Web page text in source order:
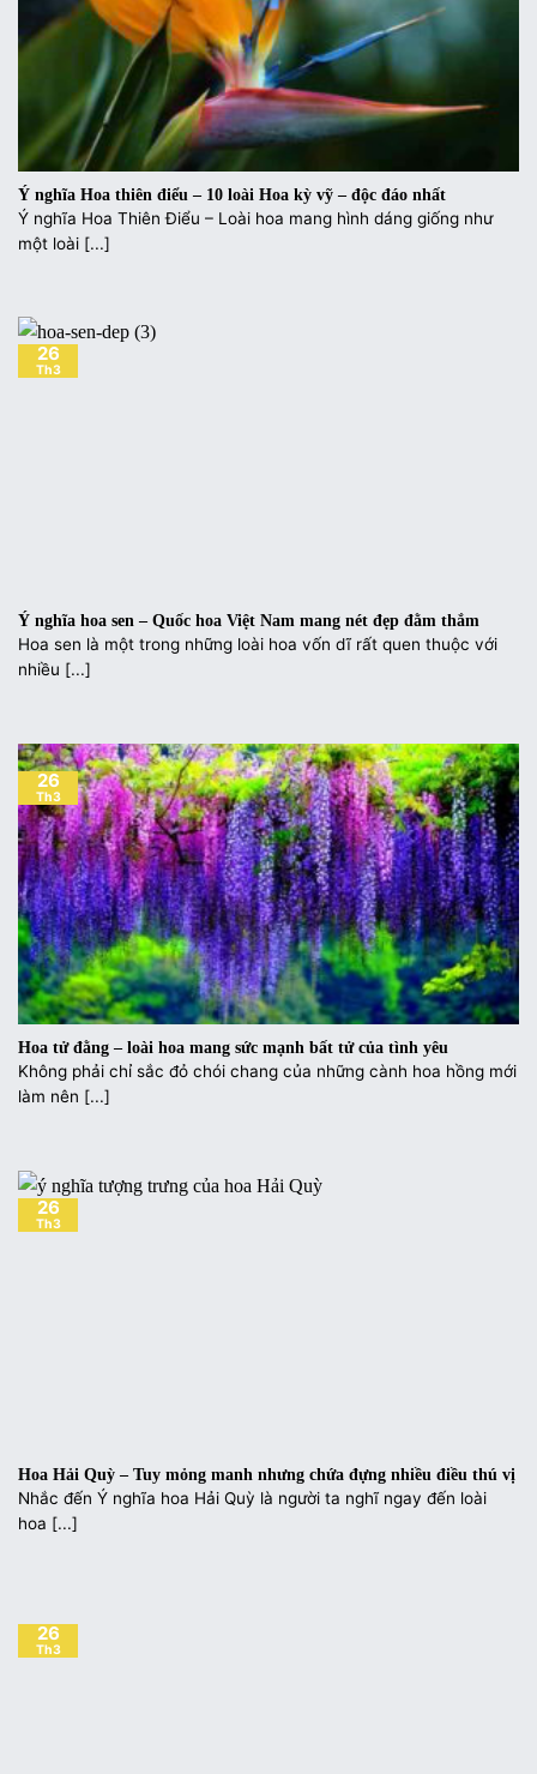
Ý nghĩa Hoa thiên điểu – 10 loài Hoa kỳ vỹ – độc đáo nhất
Ý nghĩa Hoa Thiên Điểu – Loài hoa mang hình dáng giống như
một loài [...]
Ý nghĩa hoa sen – Quốc hoa Việt Nam mang nét đẹp đằm thắm
Hoa sen là một trong những loài hoa vốn dĩ rất quen thuộc với
nhiều [...]
26
Th3
Hoa tử đằng – loài hoa mang sức mạnh bất tử của tình yêu
Không phải chỉ sắc đỏ chói chang của những cành hoa hồng mới
làm nên [...]
26
Th3
Hoa Hải Quỳ – Tuy mỏng manh nhưng chứa đựng nhiều điều thú vị
Nhắc đến Ý nghĩa hoa Hải Quỳ là người ta nghĩ ngay đến loài
hoa [...]
26
Th3
26
Th3